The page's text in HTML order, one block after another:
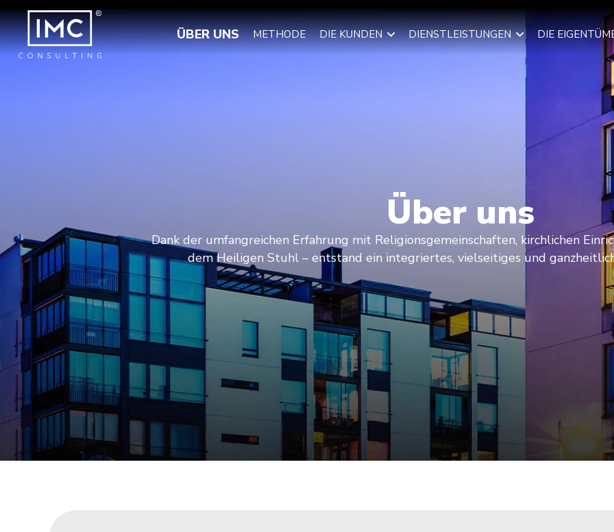
ÜBER UNS METHODE DIE KUNDEN DIENSTLEISTUNGEN DIE
Über uns
Dank der umfangreichen Erfahrung mit Religionsgemeinschaften, kirchlichen
dem Heiligen Stuhl – entstand ein integriertes, vielseitiges und